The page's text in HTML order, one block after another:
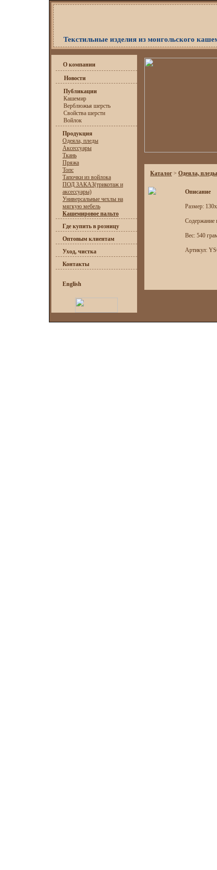
Текстильные изделия из монгольского
О компании
Новости
Публикации
Кашемир
Верблюжья шерсть
Свойства шерсти
Войлок
Продукция
Одеяла, пледы
Аксессуары
Ткань
Пряжа
Топс
Тапочки из войлока
ПОД ЗАКАЗ(трикотаж и
аксессуары)
Универсальные чехлы на
мягкую мебель
Кашемировое пальто
Где купить в розницу
Оптовым клиентам
Уход, чистка
Контакты
English
Каталог > Одеяла, пледы
Описание
Размер:
Содержание
Вес: 540
Артикул: